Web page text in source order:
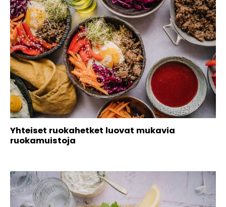
Yhteiset ruokahetket luovat mukavia
ruokamuistoja